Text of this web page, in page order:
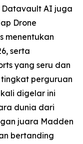
Datavault AI juga
Drone
menentukan
serta
yang seru dan
perguruan
digelar ini
dunia dari
juara Madden
bertanding